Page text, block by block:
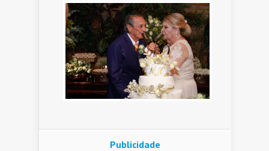
Publicidade